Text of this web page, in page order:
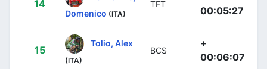
14
Domenico (ITA)
TFT
00:05:27
15
Tolio, Alex
(ITA)
BCS
+
00:06:07